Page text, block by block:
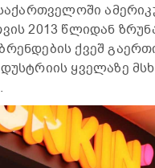
2013 წლიდან
ქვეშ
ყველაზე